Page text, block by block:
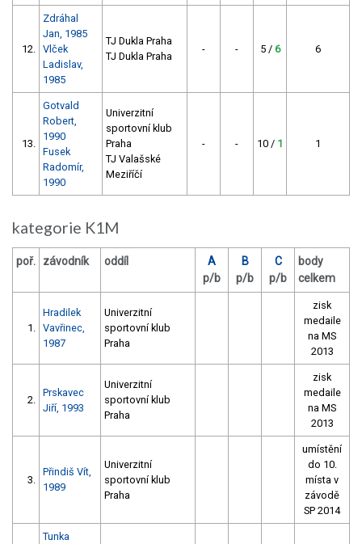
12.
Zdráhal
Jan, 1985
Vlček
Ladislav,
1985
TJ Dukla Praha
TJ Dukla Praha
- - 5 / 6 6
13.
Gotvald
Robert,
1990
Fusek
Radomír,
1990
Univerzitní
sportovní klub
Praha
TJ Valašské
Meziříčí
- - 10 / 1 1
kategorie K1M
poř. závodník oddíl
A
p/b
B
p/b
C
p/b
body
celkem
1.
Hradilek
Vavřinec,
1987
Univerzitní
sportovní klub
Praha
zisk
medaile
na MS
2013
2.
Prskavec
Jiří, 1993
Univerzitní
sportovní klub
Praha
zisk
medaile
na MS
2013
3.
Přindiš Vít,
1989
Univerzitní
sportovní klub
Praha
umístění
do 10.
místa v
závodě
SP 2014
Tunka